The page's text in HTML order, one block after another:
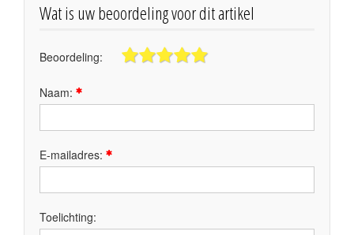
Wat is uw beoordeling voor dit artikel
Beoordeling:
Naam:
E-mailadres:
Toelichting: